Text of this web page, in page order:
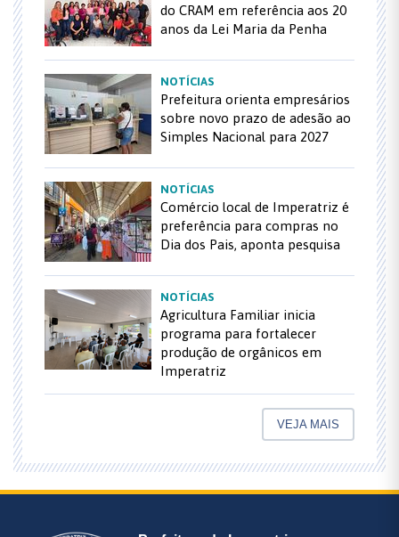
do CRAM em referência aos 20
anos da Lei Maria da Penha
NOTÍCIAS
Prefeitura orienta empresários
sobre novo prazo de adesão ao
Simples Nacional para 2027
NOTÍCIAS
Comércio local de Imperatriz é
preferência para compras no
Dia dos Pais, aponta pesquisa
NOTÍCIAS
Agricultura Familiar inicia
programa para fortalecer
produção de orgânicos em
Imperatriz
VEJA MAIS